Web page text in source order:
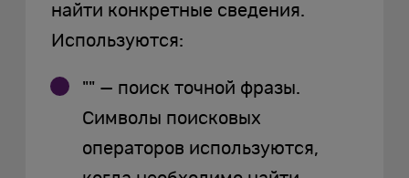
найти конкретные сведения.
Используются:
"" — поиск точной фразы.
Символы поисковых
операторов используются,